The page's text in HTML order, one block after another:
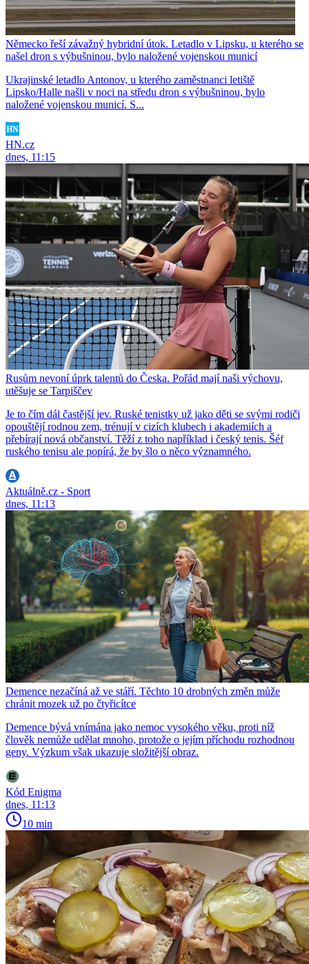
Německo řeší závažný hybridní útok. Letadlo v Lipsku, u kterého se
našel dron s výbušninou, bylo naložené vojenskou municí
Ukrajinské letadlo Antonov, u kterého zaměstnanci letiště
Lipsko/Halle našli v noci na středu dron s výbušninou, bylo
naložené vojenskou municí. S...
HN.cz
dnes, 11:15
Rusům nevoní úprk talentů do Česka. Pořád mají naši výchovu,
utěšuje se Tarpiščev
Je to čím dál častější jev. Ruské tenistky už jako děti se svými rodiči
opouštějí rodnou zem, trénují v cizích klubech i akademiích a
přebírají nová občanství. Těží z toho například i český tenis. Šéf
ruského tenisu ale popírá, že by šlo o něco významného.
Aktuálně.cz - Sport
dnes, 11:13
Demence nezačíná až ve stáří. Těchto 10 drobných změn může
chránit mozek už po čtyřicítce
Demence bývá vnímána jako nemoc vysokého věku, proti níž
člověk nemůže udělat mnoho, protože o jejím příchodu rozhodnou
geny. Výzkum však ukazuje složitější obraz.
Kód Enigma
dnes, 11:13
10 min